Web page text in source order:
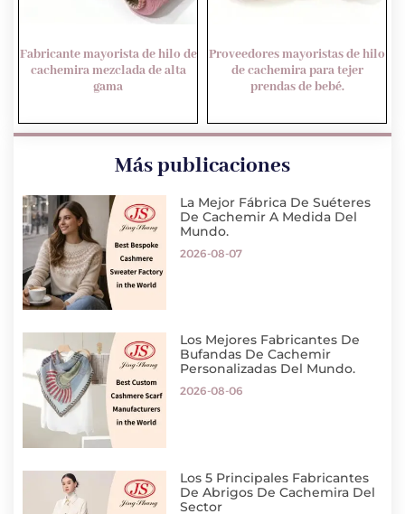
Fabricante mayorista de hilo de
cachemira mezclada de alta
gama
Proveedores mayoristas de hilo
de cachemira para tejer
prendas de bebé.
Más publicaciones
La Mejor Fábrica De Suéteres
De Cachemir A Medida Del
Mundo.
2026-08-07
Los Mejores Fabricantes De
Bufandas De Cachemir
Personalizadas Del Mundo.
2026-08-06
Los 5 Principales Fabricantes
De Abrigos De Cachemira Del
Sector